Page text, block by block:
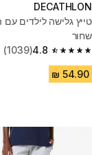
DECATHLON
שחור
4.8
4.8 out of 5 stars from 1039 reviews
(1039)